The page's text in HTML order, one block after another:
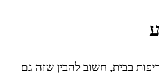
בבית, חשוב להבין שזה גם